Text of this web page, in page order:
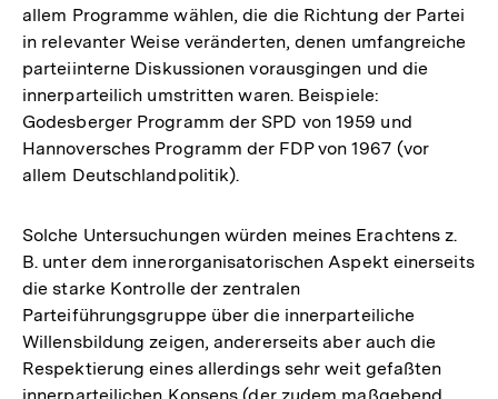
allem Programme wählen, die die Richtung der Partei
in relevanter Weise veränderten, denen umfangreiche
parteiinterne Diskussionen vorausgingen und die
innerparteilich umstritten waren. Beispiele:
Godesberger Programm der SPD von 1959 und
Hannoversches Programm der FDP von 1967 (vor
allem Deutschlandpolitik).
Solche Untersuchungen würden meines Erachtens z.
B. unter dem innerorganisatorischen Aspekt einerseits
die starke Kontrolle der zentralen
Parteiführungsgruppe über die innerparteiliche
Willensbildung zeigen, andererseits aber auch die
Respektierung eines allerdings sehr weit gefaßten
innerparteilichen Konsens (der zudem maßgebend